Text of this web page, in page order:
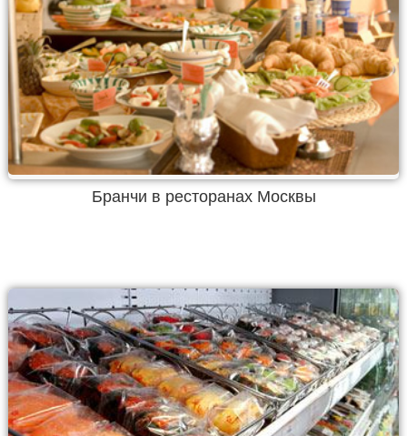
Бранчи в ресторанах Москвы